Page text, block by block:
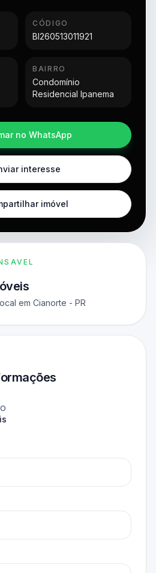
CÓDIGO
BI260513011921
BAIRRO
Condomínio
Residencial Ipanema
no WhatsApp
interesse
imóvel
em Cianorte - PR